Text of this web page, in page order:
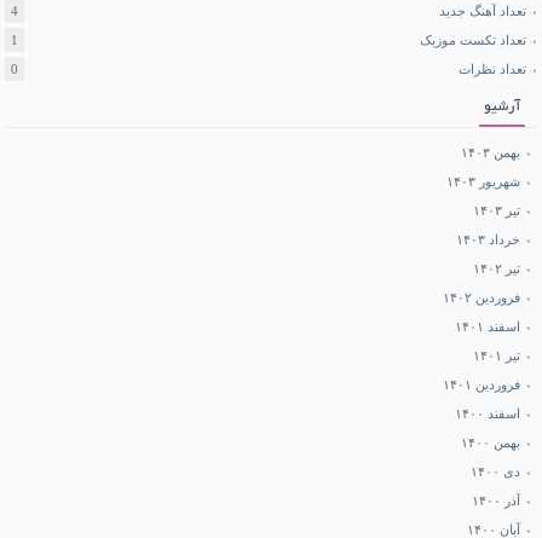
تعداد آهنگ جدید
4
تعداد تکست موزیک
1
تعداد نظرات
0
آرشیو
بهمن ۱۴۰۳
شهریور ۱۴۰۳
تیر ۱۴۰۳
خرداد ۱۴۰۳
تیر ۱۴۰۲
فروردین ۱۴۰۲
اسفند ۱۴۰۱
تیر ۱۴۰۱
فروردین ۱۴۰۱
اسفند ۱۴۰۰
بهمن ۱۴۰۰
دی ۱۴۰۰
آذر ۱۴۰۰
آبان ۱۴۰۰